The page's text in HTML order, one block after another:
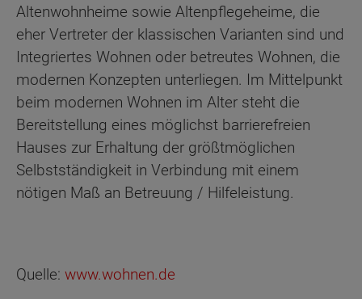
Altenwohnheime sowie Altenpflegeheime, die
eher Vertreter der klassischen Varianten sind und
Integriertes Wohnen oder betreutes Wohnen, die
modernen Konzepten unterliegen. Im Mittelpunkt
beim modernen Wohnen im Alter steht die
Bereitstellung eines möglichst barrierefreien
Hauses zur Erhaltung der größtmöglichen
Selbstständigkeit in Verbindung mit einem
nötigen Maß an Betreuung / Hilfeleistung.
Quelle: www.wohnen.de